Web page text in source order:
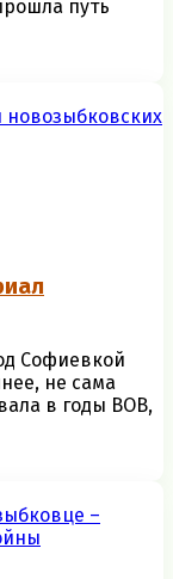
путь
Софиевкой
не сама
в годы ВОВ,